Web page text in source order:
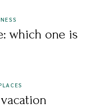
which one is